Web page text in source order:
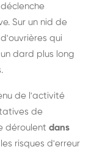
Sur un nid de
qui
dard plus long
de l'activité
de
déroulent dans
risques d'erreur